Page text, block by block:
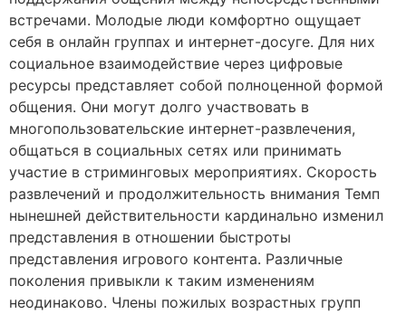
встречами. Молодые люди комфортно ощущает
себя в онлайн группах и интернет-досуге. Для них
социальное взаимодействие через цифровые
ресурсы представляет собой полноценной формой
общения. Они могут долго участвовать в
многопользовательские интернет-развлечения,
общаться в социальных сетях или принимать
участие в стриминговых мероприятиях. Скорость
развлечений и продолжительность внимания Темп
нынешней действительности кардинально изменил
представления в отношении быстроты
представления игрового контента. Различные
поколения привыкли к таким изменениям
неодинаково. Члены пожилых возрастных групп